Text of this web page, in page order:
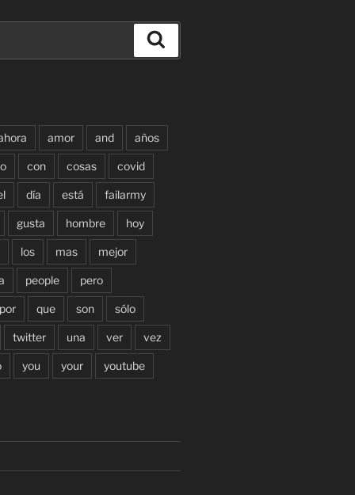
amor and años
con cosas covid
día está failarmy
gusta hombre hoy
los mas mejor
people pero
que son sólo
twitter una ver vez
you your youtube